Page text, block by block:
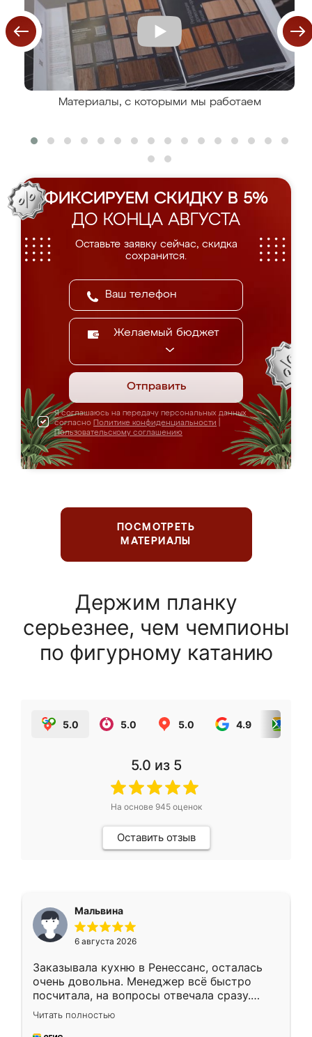
Материалы, с которыми мы работаем
ФИКСИРУЕМ СКИДКУ В 5%
ДО КОНЦА АВГУСТА
Оставьте заявку сейчас, скидка
сохранится.
Желаемый бюджет
Отправить
Я соглашаюсь на передачу персональных данных
согласно Политике конфиденциальности
Пользовательскому соглашению
ПОСМОТРЕТЬ
МАТЕРИАЛЫ
Держим планку
серьезнее, чем чемпионы
по фигурному катанию
5.0 5.0 5.0 4.9
5.0 из 5
На основе 945оценок
Оставить отзыв
Мальвина
6 августа 2026
Заказывала кухню в Ренессанс, осталась
очень довольна. Менеджер всё быстро
посчитала, на вопросы отвечала сразу.
Замерщик приехал в субботу, подошёл к
делу со всей ответственностью. Собрали
Читать полностью